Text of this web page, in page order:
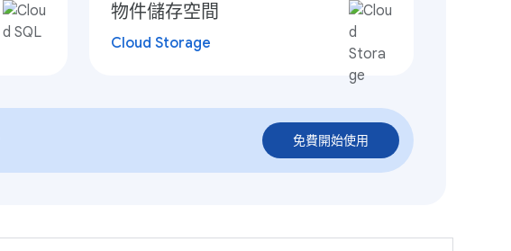
物件儲存空間
Cloud Storage
免費開始使用